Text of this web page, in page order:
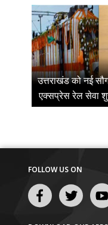
उत्तराखंड को नई
एक्सप्रेस रेल सेवा
FOLLOW US ON